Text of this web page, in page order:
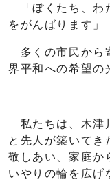
「ぼくたち、わ
をがんばります」
多くの市民から
界平和への希望の
私たちは、木津
と先人が築いてき
敬しあい、家庭か
いやりの輪を広げ